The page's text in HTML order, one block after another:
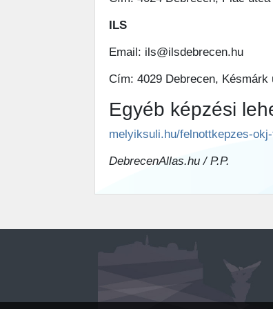
ILS
Email: ils@ilsdebrecen.hu
Cím: 4029 Debrecen, Késmárk
Egyéb képzési
melyiksuli.hu/felnottkepzes-
DebrecenAllas.hu / P.P.